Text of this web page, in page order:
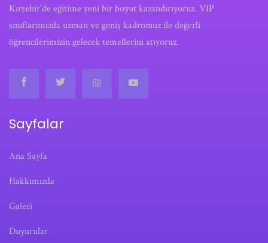
Kırşehir'de eğitime yeni bir boyut kazandırıyoruz. VIP
sınıflarımızda uzman ve geniş kadromuz ile değerli
öğrencilerimizin gelecek temellerini atıyoruz.
Sayfalar
Ana Sayfa
Hakkımızda
Galeri
Duyurular